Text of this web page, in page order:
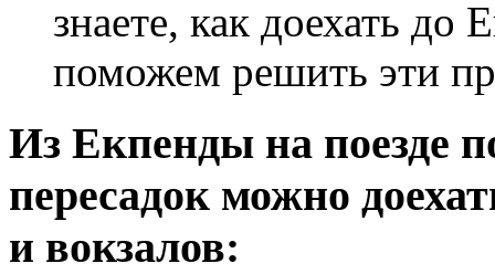
знаете, как доехать
поможем решить эти
Из Екпенды на поезде
пересадок можно
и вокзалов: